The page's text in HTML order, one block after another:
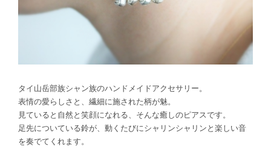
タイ山岳部族シャン族のハンドメイドアクセサリー。
表情の愛らしさと、繊細に施された柄が魅。
見ていると自然と笑顔になれる、そんな癒しのピアスです。
足先についている鈴が、動くたびにシャリンシャリンと楽しい音
を奏でてくれます。